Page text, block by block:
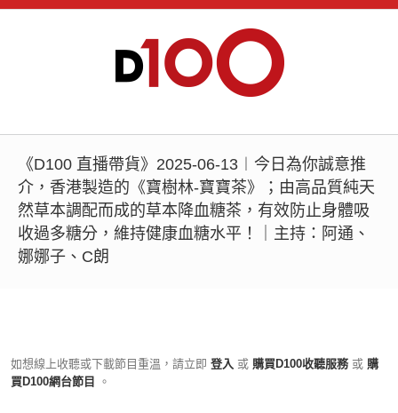
《D100 直播帶貨》2025-06-13︱今日為你誠意推
介，香港製造的《寶樹林-寶寶茶》；由高品質純天
然草本調配而成的草本降血糖茶，有效防止身體吸
收過多糖分，維持健康血糖水平！｜主持：阿通、
娜娜子、C朗
如想線上收聽或下載節目重溫，請立即 登入 或 購買D100收聽服務 或 購
買D100網台節目
。